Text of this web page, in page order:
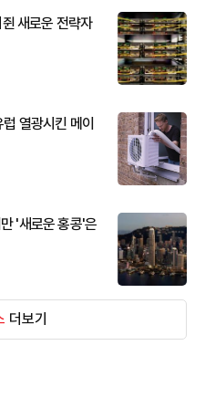
새로운 전략자
열광시킨 메이
'새로운 홍콩'은
더보기